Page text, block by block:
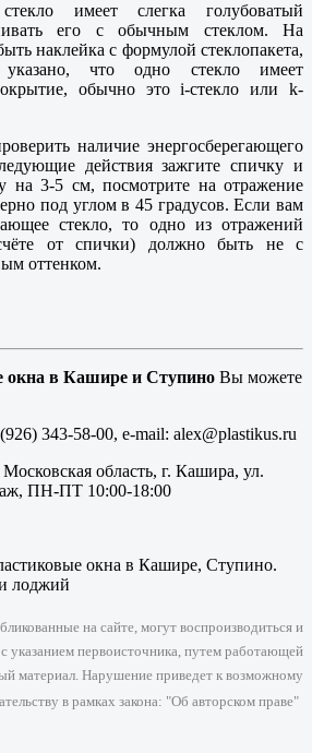
стекло имеет слегка голубоватый
его с обычным стеклом. На
наклейка с формулой стеклопакета,
что одно стекло имеет
обычно это i-стекло или k-
наличие энергосберегающего
действия зажгите спичку и
на 3-5 см, посмотрите на отражение
под углом в 45 градусов. Если вам
стекло, то одно из отражений
от спички) должно быть не с
оттенком.
окна в Кашире и Ступино Вы можете
343-58-00, e-mail: alex@plastikus.ru
область, г. Кашира, ул.
ПН-ПТ 10:00-18:00
окна в Кашире, Ступино.
лоджий
на сайте, могут воспроизводиться и
с указанием первоисточника, путем работающей
материал. Нарушение приведет к возможному
в рамках закона: "Об авторском праве"